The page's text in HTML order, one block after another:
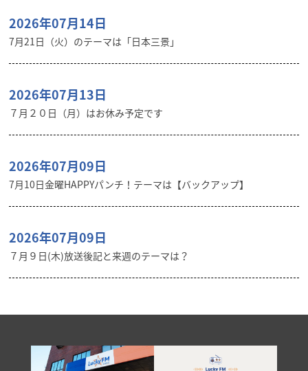
2026年07月14日
7月21日（火）のテーマは「日本三景」
2026年07月13日
７月２０日（月）はお休み予定です
2026年07月09日
7月10日金曜HAPPYパンチ！テーマは【バックアップ】
2026年07月09日
７月９日(木)放送後記と来週のテーマは？